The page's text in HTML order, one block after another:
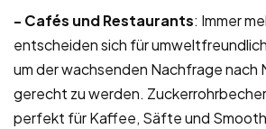
- Cafés und Restaurants: Immer
entscheiden sich für
um der wachsenden Nachfrage nach
gerecht zu werden.
perfekt für Kaffee, Säfte und